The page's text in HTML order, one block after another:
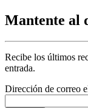
Mantente al
Recibe los últimos
entrada.
Dirección de correo